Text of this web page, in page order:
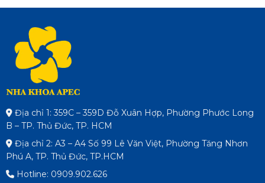
Địa chỉ 1: 359C – 359D Đỗ Xuân Hợp, Phường Phước Long
B – TP. Thủ Đức, TP. HCM
Địa chỉ 2: A3 – A4 Số 99 Lê Văn Việt, Phường Tăng Nhơn
Phú A, TP. Thủ Đức, TP.HCM
Hotline: 0909.902.626